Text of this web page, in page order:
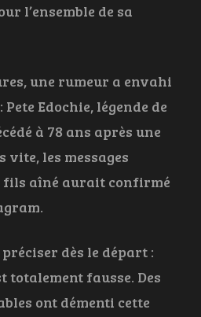
l’ensemble de sa
une rumeur a envahi
Edochie, légende de
à 78 ans après une
les messages
aîné aurait confirmé
dès le départ :
fausse. Des
ont démenti cette